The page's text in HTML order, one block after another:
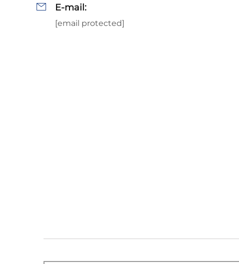
E-mail:
[email protected]